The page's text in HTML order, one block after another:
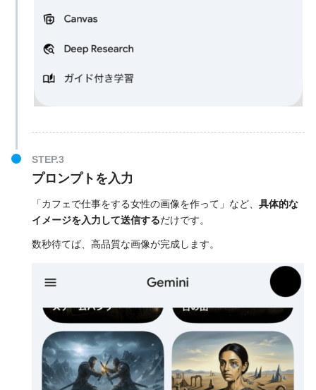
プロンプトを入力
「カフェで仕事をする女性の画像を作って」など、 具体的な
イメージを入力して送信するだけです。
数秒待てば、高品質な画像が完成します。